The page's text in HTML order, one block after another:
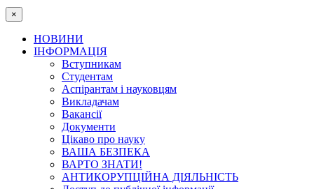
×
НОВИНИ
ІНФОРМАЦІЯ
Вступникам
Студентам
Аспірантам і науковцям
Викладачам
Вакансії
Документи
Цікаво про науку
ВАША БЕЗПЕКА
ВАРТО ЗНАТИ!
АНТИКОРУПЦІЙНА ДІЯЛЬНІСТЬ